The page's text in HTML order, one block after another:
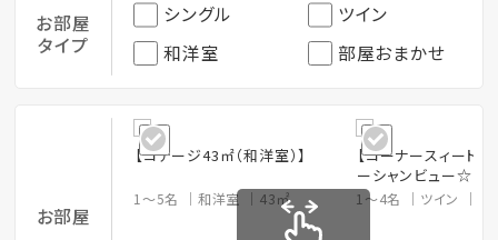
お部屋
タイプ
シングル
ツイン
和洋室
部屋おまかせ
お部屋
【コテージ43㎡（和洋室）】
1～5名 和洋室 43㎡
【コーナースィート
ーシャンビュー☆
1～4名 ツイン